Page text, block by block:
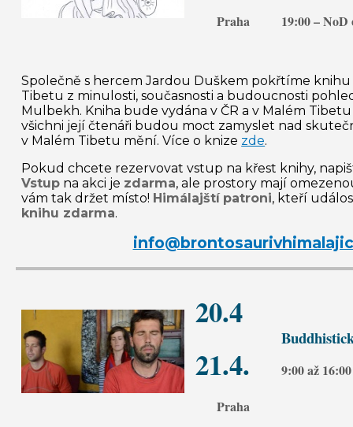
Praha 19:00 –NoD
Společně s hercem Jardou Duškem pokřtíme
Tibetu z minulosti, současnosti a budoucnosti
Mulbekh. Kniha bude vydána v ČR a v Malém Tibetu
všichni její čtenáři budou moct zamyslet nad
v Malém Tibetu mění. Více o knize zde.
Pokud chcete rezervovat vstup na křest knihy,
Vstup na akci je zdarma, ale prostory mají
vám tak držet místo! Himálajští patroni, kteří
knihu zdarma.
20.4
21.4.
Praha
9:00 až